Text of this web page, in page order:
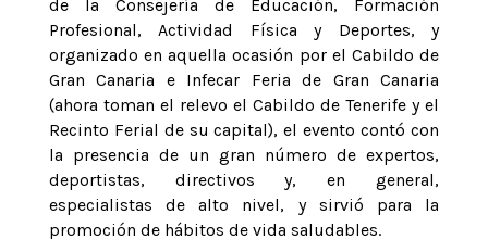
de la Consejería de Educación, Formación
Profesional, Actividad Física y Deportes, y
organizado en aquella ocasión por el Cabildo de
Gran Canaria e Infecar Feria de Gran Canaria
(ahora toman el relevo el Cabildo de Tenerife y el
Recinto Ferial de su capital), el evento contó con
la presencia de un gran número de expertos,
deportistas, directivos y, en general,
especialistas de alto nivel, y sirvió para la
promoción de hábitos de vida saludables.